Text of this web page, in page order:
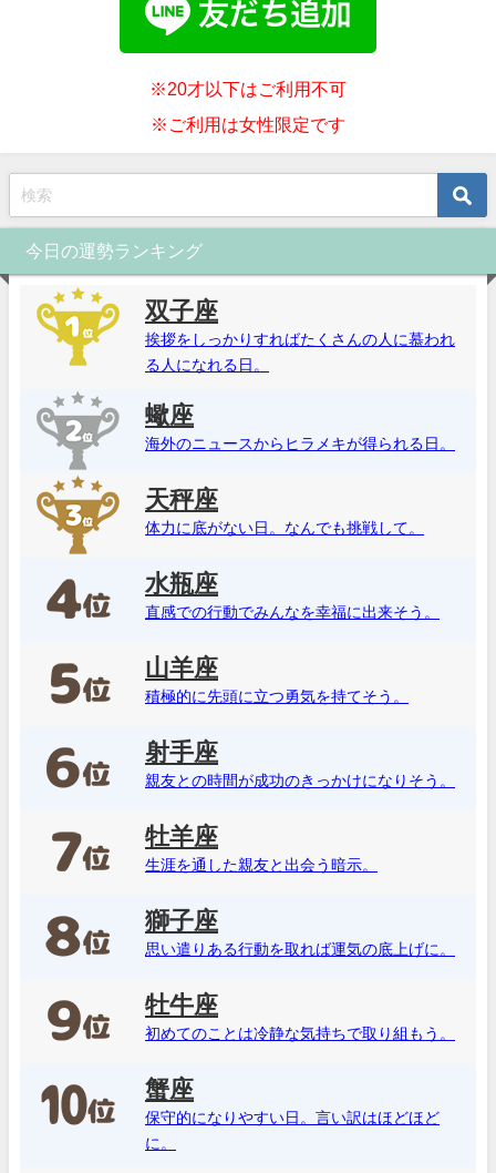
※20才以下はご利用不可
※ご利用は女性限定です
今日の運勢ランキング
双子座
挨拶をしっかりすればたくさんの人に慕われ
る人になれる日。
蠍座
海外のニュースからヒラメキが得られる日。
天秤座
体力に底がない日。なんでも挑戦して。
水瓶座
直感での行動でみんなを幸福に出来そう。
山羊座
積極的に先頭に立つ勇気を持てそう。
射手座
親友との時間が成功のきっかけになりそう。
牡羊座
生涯を通した親友と出会う暗示。
獅子座
思い遣りある行動を取れば運気の底上げに。
牡牛座
初めてのことは冷静な気持ちで取り組もう。
蟹座
保守的になりやすい日。言い訳はほどほど
に。